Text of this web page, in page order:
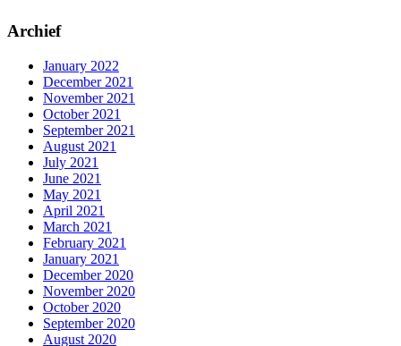
Archief
January 2022
December 2021
November 2021
October 2021
September 2021
August 2021
July 2021
June 2021
May 2021
April 2021
March 2021
February 2021
January 2021
December 2020
November 2020
October 2020
September 2020
August 2020